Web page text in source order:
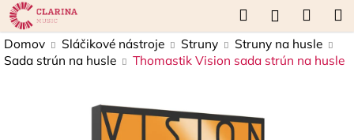
Prejsť
na
obsah
Hľadať
košík
Domov Sláčikové nástroje Struny
Struny na husle
Sada strún na husle
Thomastik Vision sada strún na husle
K
o
š
Späť
Späť